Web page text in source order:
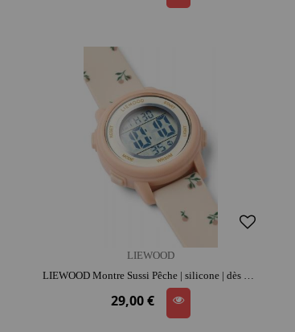
LIEWOOD
LIEWOOD Montre Sussi Pêche | silicone | dès 4 ans | jouet éducatif
29,00 €